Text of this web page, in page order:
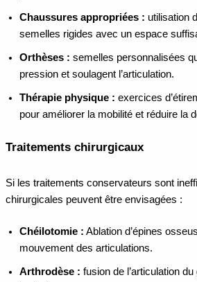
Chaussures appropriées : utilisation
semelles rigides avec un espace
Orthèses : semelles personnalisées
pression et soulagent l’articulation.
Thérapie physique : exercices
pour améliorer la mobilité et réduire la
Traitements chirurgicaux
Si les traitements conservateurs sont
chirurgicales peuvent être envisagées :
Chéilotomie : Ablation d’épines
mouvement des articulations.
Arthrodèse : fusion de l’articulation